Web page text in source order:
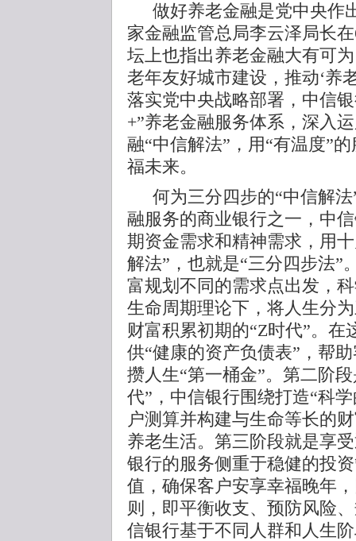
做好养老金融是党中央作
家金融监管总局李云泽局长
坛上也指出养老金融大有可
老年友好城市建设，推动‘养
落实党中央战略部署，中信
+”养老金融服务体系，深入
融“中信解法”，用“有温度”
福未来。
何为三分四步的“中信解
融服务的商业银行之一，中
期资金需求和精神需求，用
解法”，也就是“三分四步法”
富规划不同的需求点出发，
生命周期理论下，将人生分
财富积累初期的“Z时代”。
供“健康的资产负债表”，帮
攒人生“第一桶金”。第二阶
代”，中信银行围绕打造“科
户测算并构建与生命等长的
养老生活。第三阶段就是享
银行的服务侧重于稳健的投
值，确保客户安享幸福晚年
则，即平衡收支、预防风险
信银行基于不同人群和人生